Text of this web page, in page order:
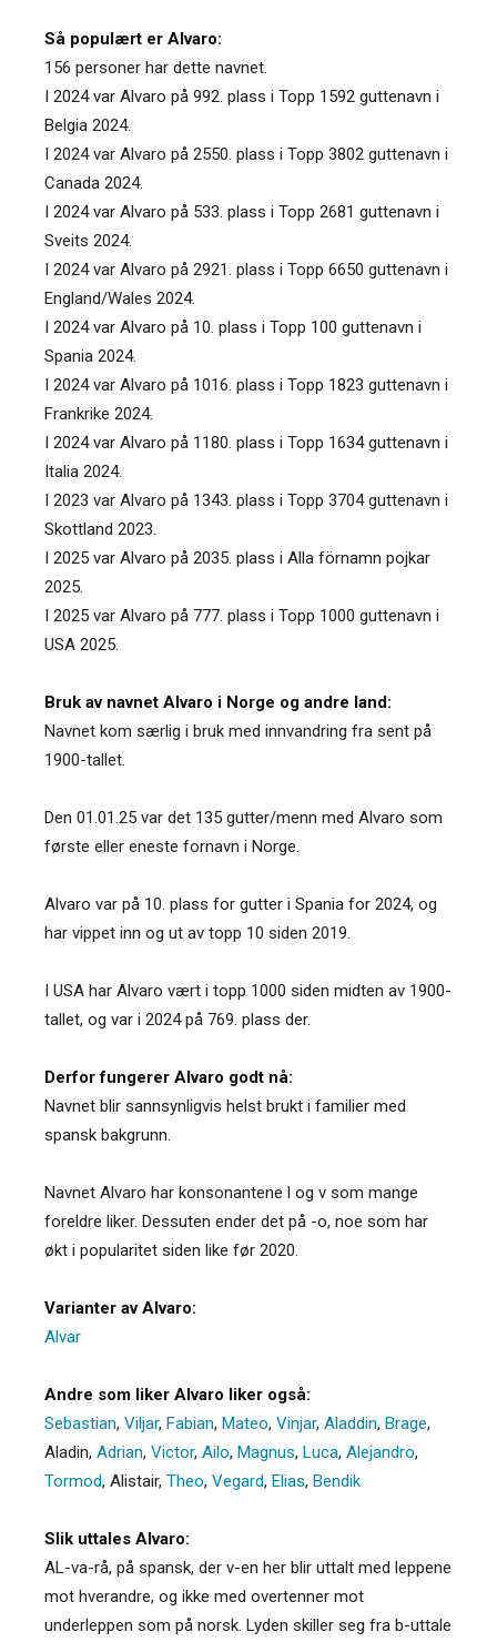
Så populært er Alvaro:
156 personer har dette navnet.
I 2024 var Alvaro på 992. plass i Topp 1592 guttenavn i
Belgia 2024.
I 2024 var Alvaro på 2550. plass i Topp 3802 guttenavn i
Canada 2024.
I 2024 var Alvaro på 533. plass i Topp 2681 guttenavn i
Sveits 2024.
I 2024 var Alvaro på 2921. plass i Topp 6650 guttenavn i
England/Wales 2024.
I 2024 var Alvaro på 10. plass i Topp 100 guttenavn i
Spania 2024.
I 2024 var Alvaro på 1016. plass i Topp 1823 guttenavn i
Frankrike 2024.
I 2024 var Alvaro på 1180. plass i Topp 1634 guttenavn i
Italia 2024.
I 2023 var Alvaro på 1343. plass i Topp 3704 guttenavn i
Skottland 2023.
I 2025 var Alvaro på 2035. plass i Alla förnamn pojkar
2025.
I 2025 var Alvaro på 777. plass i Topp 1000 guttenavn i
USA 2025.
Bruk av navnet Alvaro i Norge og andre land:
Navnet kom særlig i bruk med innvandring fra sent på
1900-tallet.
Den 01.01.25 var det 135 gutter/menn med Alvaro som
første eller eneste fornavn i Norge.
Alvaro var på 10. plass for gutter i Spania for 2024, og
har vippet inn og ut av topp 10 siden 2019.
I USA har Alvaro vært i topp 1000 siden midten av 1900-
tallet, og var i 2024 på 769. plass der.
Derfor fungerer Alvaro godt nå:
Navnet blir sannsynligvis helst brukt i familier med
spansk bakgrunn.
Navnet Alvaro har konsonantene l og v som mange
foreldre liker. Dessuten ender det på -o, noe som har
økt i popularitet siden like før 2020.
Varianter av Alvaro:
Alvar
Andre som liker Alvaro liker også:
Sebastian, Viljar, Fabian, Mateo, Vinjar, Aladdin, Brage,
Aladin, Adrian, Victor, Ailo, Magnus, Luca, Alejandro,
Tormod, Alistair, Theo, Vegard, Elias, Bendik
Slik uttales Alvaro:
AL-va-rå, på spansk, der v-en her blir uttalt med leppene
mot hverandre, og ikke med overtenner mot
underleppen som på norsk. Lyden skiller seg fra b-uttale